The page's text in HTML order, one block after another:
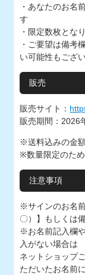
・あなたのお名
す
・限定数枚とな
・ご要望は備考
い可能性もござ
販売
販売サイト：
販売期間：2026
※送料込みの金
※数量限定のため
注意事項
※サインのお名
〇）】もしくは
※お名前記入欄
入がない場合は
ネットショップ
ただいたお名前